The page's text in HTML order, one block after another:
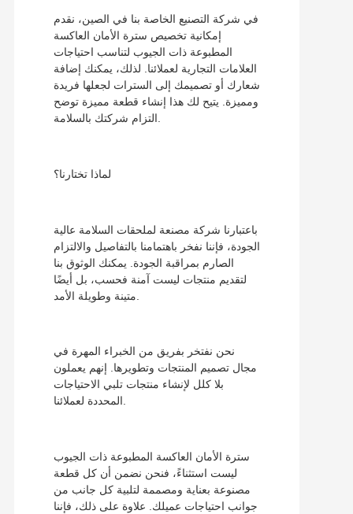
في شركة التصنيع الخاصة بنا في الصين، نقدم
إمكانية تخصيص سترة الأمان العاكسة
المطبوعة ذات الجيوب لتناسب احتياجات
العلامات التجارية لعملائنا. لذلك، يمكنك إضافة
شعارك أو تصميمك إلى السترات لجعلها فريدة
ومميزة. يتيح لك هذا إنشاء قطعة مميزة توضح
لماذا تختارنا؟
باعتبارنا شركة مصنعة لملحقات السلامة عالية
الجودة، فإننا نفخر باهتمامنا بالتفاصيل والالتزام
الصارم بمراقبة الجودة. يمكنك الوثوق بنا
لتقديم منتجات ليست آمنة فحسب، بل أيضًا
نحن نفتخر بفريق من الخبراء المهرة في
مجال تصميم المنتجات وتطويرها. إنهم يعملون
بلا كلل لإنشاء منتجات تلبي الاحتياجات
المحددة لعملائنا.
سترة الأمان العاكسة المطبوعة ذات الجيوب
ليست استثناءً، فنحن نضمن أن كل قطعة
مصنوعة بعناية ومصممة لتلبية كل جانب من
جوانب احتياجات عميلك. علاوة على ذلك، فإننا